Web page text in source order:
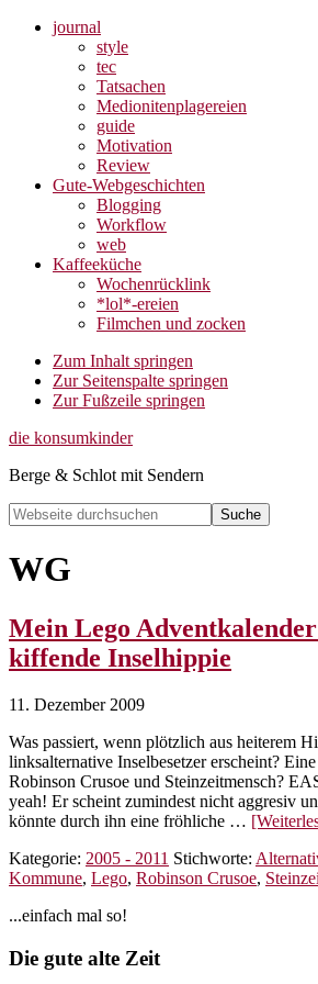
journal
style
tec
Tatsachen
Medionitenplagereien
guide
Motivation
Review
Gute-Webgeschichten
Blogging
Workflow
web
Kaffeeküche
Wochenrücklink
*lol*-ereien
Filmchen und zocken
Zum Inhalt springen
Zur Seitenspalte springen
Zur Fußzeile springen
die konsumkinder
Berge & Schlot mit Sendern
Webseite
durchsuchen
Search
WG
Mein Lego
kiffende Inselhippie
11. Dezember 2009
Was passiert, wenn plötzlich aus heiterem
linksalternative Inselbesetzer erscheint?
Robinson Crusoe und Steinzeitmensch?
yeah! Er scheint zumindest nicht aggresiv
könnte durch ihn eine fröhliche …
Kategorie: 2005 - 2011 Stichworte:
Kommune, Lego, Robinson Crusoe,
Seitenspalte
...einfach mal so!
Footer
Die gute alte Zeit